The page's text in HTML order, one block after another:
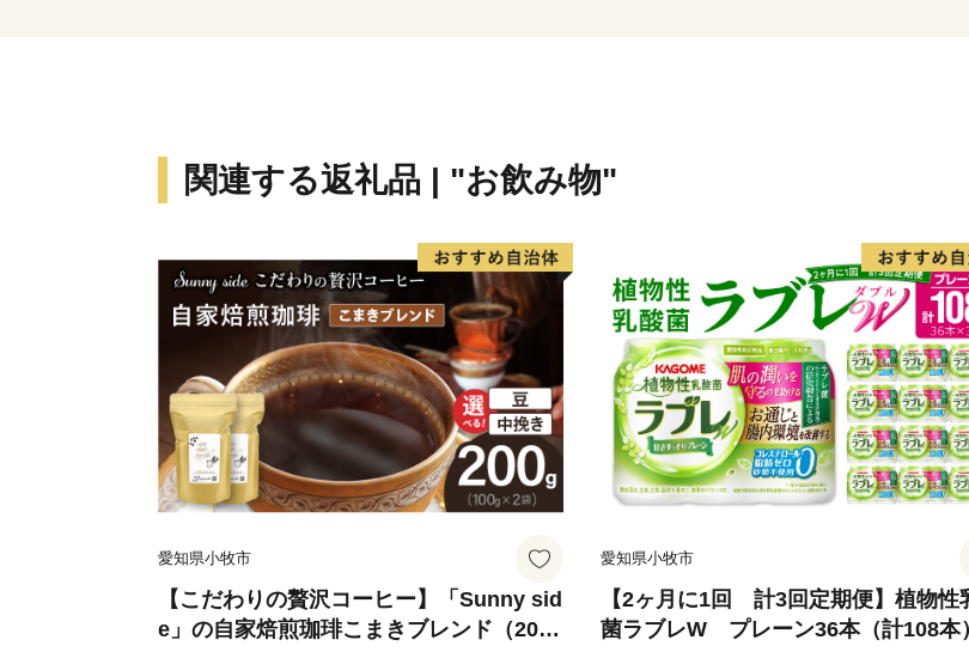
関連する返礼品 | "お飲み物"
愛知県小牧市
【こだわりの贅沢コーヒー】「Sunny sid
e」の自家焙煎珈琲こまきブレンド（200
愛知県小牧市
【2ヶ月に1回 計3回定期便】植物性
菌ラブレW プレーン36本（計108本